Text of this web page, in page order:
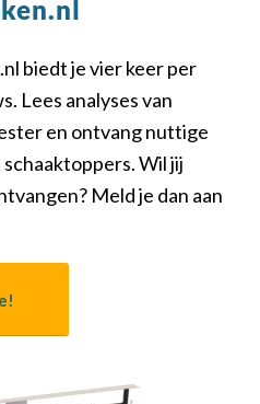
biedt je vier keer per
Lees analyses van
en ontvang nuttige
Wil jij
Meld je dan aan